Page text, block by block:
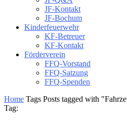
JF-Kontakt
JF-Bochum
Kinderfeuerwehr
KF-Betreuer
KF-Kontakt
Förderverein
FFQ-Vorstand
FFQ-Satzung
FFQ-Spenden
Home Tags Posts tagged with
Tag: